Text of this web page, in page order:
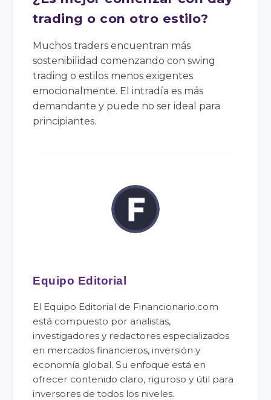
trading o con otro estilo?
Muchos traders encuentran más
sostenibilidad comenzando con swing
trading o estilos menos exigentes
emocionalmente. El intradía es más
demandante y puede no ser ideal para
principiantes.
Equipo Editorial
El Equipo Editorial de Financionario.com
está compuesto por analistas,
investigadores y redactores especializados
en mercados financieros, inversión y
economía global. Su enfoque está en
ofrecer contenido claro, riguroso y útil para
inversores de todos los niveles.